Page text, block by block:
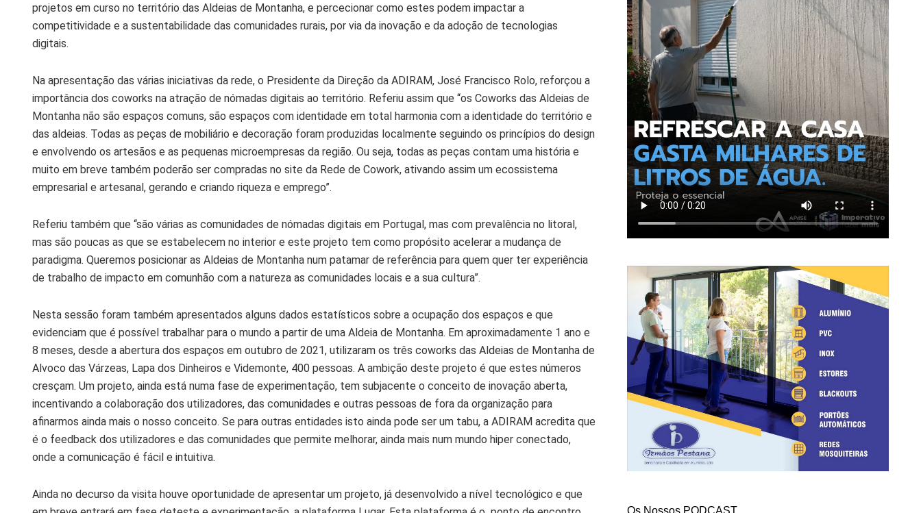
projetos em curso no território das Aldeias de Montanha, e percecionar como estes podem impactar a
competitividade e a sustentabilidade das comunidades rurais, por via da inovação e da adoção de tecnologias
digitais.
Na apresentação das várias iniciativas da rede, o Presidente da Direção da ADIRAM, José Francisco Rolo, reforçou a
importância dos coworks na atração de nómadas digitais ao território. Referiu assim que “os Coworks das Aldeias de
Montanha não são espaços comuns, são espaços com identidade em total harmonia com a identidade do território e
das aldeias. Todas as peças de mobiliário e decoração foram produzidas localmente seguindo os princípios do design
e envolvendo os artesãos e as pequenas microempresas da região. Ou seja, todas as peças contam uma história e
muito em breve também poderão ser compradas no site da Rede de Cowork, ativando assim um ecossistema
empresarial e artesanal, gerando e criando riqueza e emprego”.
Referiu também que “são várias as comunidades de nómadas digitais em Portugal, mas com prevalência no litoral,
mas são poucas as que se estabelecem no interior e este projeto tem como propósito acelerar a mudança de
paradigma. Queremos posicionar as Aldeias de Montanha num patamar de referência para quem quer ter experiência
de trabalho de impacto em comunhão com a natureza as comunidades locais e a sua cultura”.
Nesta sessão foram também apresentados alguns dados estatísticos sobre a ocupação dos espaços e que
evidenciam que é possível trabalhar para o mundo a partir de uma Aldeia de Montanha. Em aproximadamente 1 ano e
8 meses, desde a abertura dos espaços em outubro de 2021, utilizaram os três coworks das Aldeias de Montanha de
Alvoco das Várzeas, Lapa dos Dinheiros e Videmonte, 400 pessoas. A ambição deste projeto é que estes números
cresçam. Um projeto, ainda está numa fase de experimentação, tem subjacente o conceito de inovação aberta,
incentivando a colaboração dos utilizadores, das comunidades e outras pessoas de fora da organização para
afinarmos ainda mais o nosso conceito. Se para outras entidades isto ainda pode ser um tabu, a ADIRAM acredita que
é o feedback dos utilizadores e das comunidades que permite melhorar, ainda mais num mundo hiper conectado,
onde a comunicação é fácil e intuitiva.
Ainda no decurso da visita houve oportunidade de apresentar um projeto, já desenvolvido a nível tecnológico e que
Os Nossos PODCAST